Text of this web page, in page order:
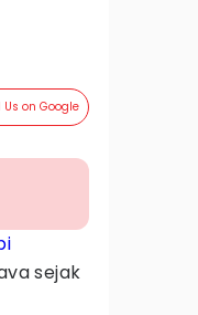
Us on Google
sejak